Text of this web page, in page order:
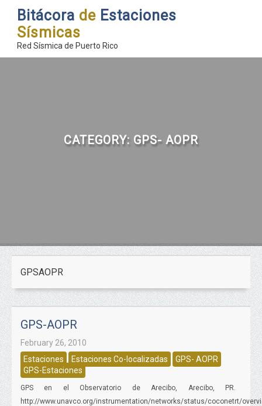
Bitácora de Estaciones
Sísmicas
Red Sísmica de Puerto Rico
CATEGORY: GPS- AOPR
GPSAOPR
GPS-AOPR
February 26, 2010
Estaciones
Estaciones Co-localizadas
GPS- AOPR
GPS-Estaciones
GPS en el Observatorio de Arecibo, Arecibo, PR.
http://www.unavco.org/instrumentation/networks/status/coconetrt/